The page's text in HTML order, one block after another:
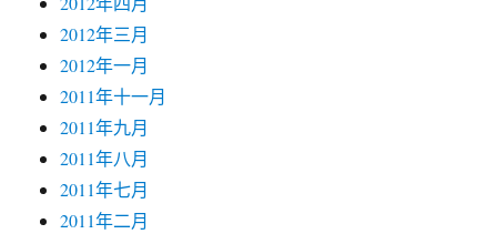
2012年三月
2012年一月
2011年十一月
2011年九月
2011年八月
2011年七月
2011年二月